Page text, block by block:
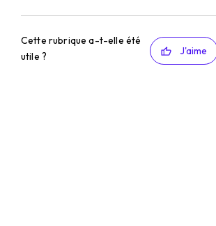
Cette rubrique a-t-elle été
utile ?
J'aime